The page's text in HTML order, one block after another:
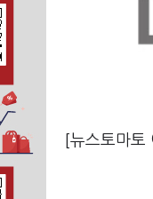
[뉴스토마